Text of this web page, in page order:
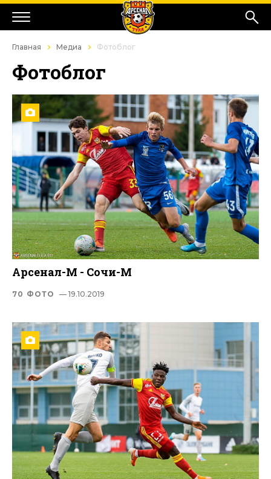
Главная Медиа Фотоблог
Фотоблог
Арсенал-М - Сочи-М
70 ФОТО — 19.10.2019